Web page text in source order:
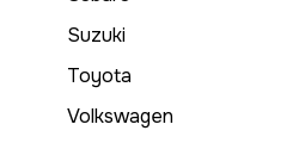
Suzuki
Toyota
Volkswagen